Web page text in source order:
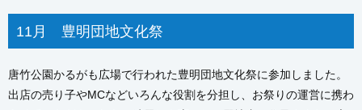
11月 豊明団地文化祭
唐竹公園かるがも広場で行われた豊明団地文化祭に参加しました。
出店の売り子やMCなどいろんな役割を分担し、お祭りの運営に携わ